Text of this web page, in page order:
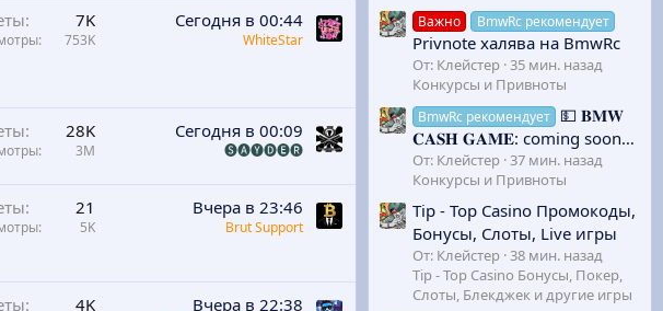
7K
753K
Сегодня в 00:44
WhiteStar
28K
3M
Сегодня в 00:09
🅢🅐🅨🅓🅔🅡
21
5K
Вчера в 23:46
Brut Support
4K Вчера в 22:38
Важно BmwRc рекомендует
Privnote халява на BmwRc
От: Клейстер 35 мин. назад
Конкурсы и Привноты
BmwRc рекомендует 💵 𝐁𝐌𝐖
𝐂𝐀𝐒𝐇 𝐆𝐀𝐌𝐄: coming soon…
От: Клейстер 37 мин. назад
Конкурсы и Привноты
Tip - Top Casino Промокоды,
Бонусы, Слоты, Live игры
От: Клейстер 38 мин. назад
Tip - Top Casino Бонусы, Покер,
Слоты, Блекджек и другие игры